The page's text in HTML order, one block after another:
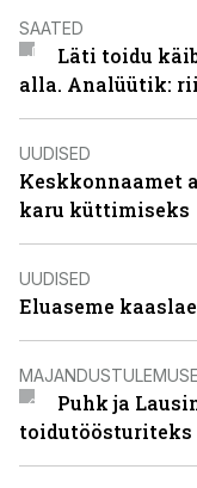
SAATED
Läti toidu
alla. Analüütik:
UUDISED
Keskkonnaamet
karu küttimiseks
UUDISED
Eluaseme
Puhk ja
toidutöösturiteks